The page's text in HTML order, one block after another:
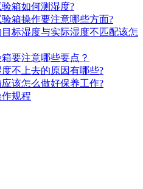
箱如何测湿度?
箱操作要注意哪些方面?
标湿度与实际湿度不匹配该怎
要注意哪些要点？
不上去的原因有哪些?
该怎么做好保养工作?
规程